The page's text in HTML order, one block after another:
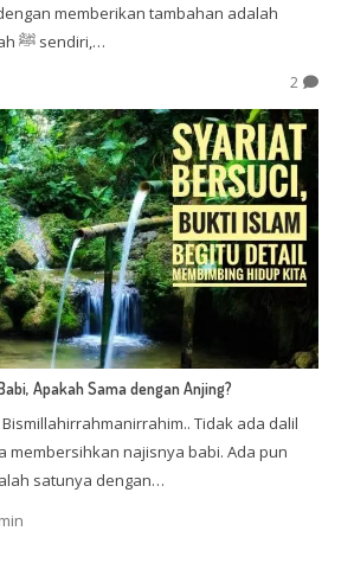
memberikan tambahan adalah
perbuatan Rasulullah ﷺ sendiri,…
2
Apakah Sama dengan Anjing?
Bismillahirrahmanirrahim.. Tidak ada dalil
membersihkan najisnya babi. Ada pun
satunya dengan…